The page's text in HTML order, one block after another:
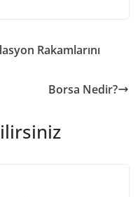
Rakamlarını
Borsa Nedir?